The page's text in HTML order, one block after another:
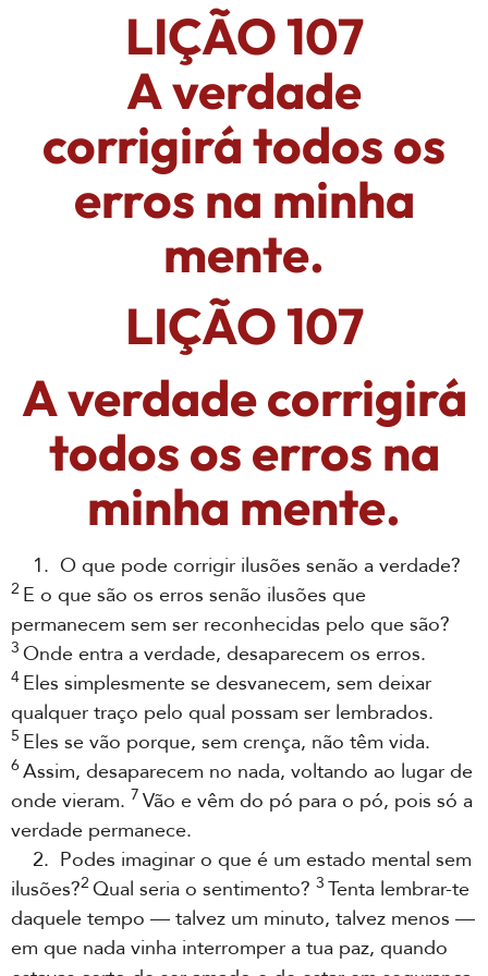
LIÇÃO 107
A verdade
corrigirá todos os
erros na minha
mente.
LIÇÃO 107
A verdade corrigirá
todos os erros na
minha mente.
1. O que pode corrigir ilusões senão a verdade?
2 E o que são os erros senão ilusões que
permanecem sem ser reconhecidas pelo que são?
3 Onde entra a verdade, desaparecem os erros.
4 Eles simplesmente se desvanecem, sem deixar
qualquer traço pelo qual possam ser lembrados.
5 Eles se vão porque, sem crença, não têm vida.
6Assim, desaparecem no nada, voltando ao lugar de
onde vieram. 7 Vão e vêm do pó para o pó, pois só a
verdade permanece.
2. Podes imaginar o que é um estado mental sem
ilusões?2 Qual seria o sentimento? 3 Tenta lembrar-te
daquele tempo — talvez um minuto, talvez menos —
em que nada vinha interromper a tua paz, quando